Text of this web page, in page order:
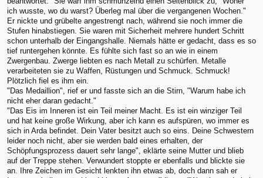
ich wusste, wo du warst? Überleg mal über die vergangenen Wochen."
Er nickte und grübelte angestrengt nach, während sie noch immer die
Stufen hinabstiegen. Sie waren mit Sicherheit mehrere hundert Schritt
schon unterhalb der Eingangshalle. Niemals hätte er gedacht, dass es so
tief runtergehen könnte. Es fühlte sich fast so an wie in einem
Zwergenbau. Zwerge liebten es nach Metall zu schürfen. Metalle
verarbeiteten sie zu Waffen, Rüstungen und Schmuck. Schmuck!
Plötzlich fiel es ihm ein.
"Das Medaillion", rief er und fasste sich an die Stirn, "Warum habe ich
nicht eher daran gedacht."
"Das Eis im Inneren ist ein Teil meiner Macht. Es ist ein winziger Teil
und hat keine große Wirkung, aber ich kann es aufspüren, wo immer es
sich in Arda befindet. Dein Vater besitzt auch so eins. Deine Schwestern
leider noch nicht, aber sie werden bald eines erhalten, der
Schöpfungsprozess dauert sehr lange", eklärte seine Mutter und blieb
auf der Treppe stehen. Verwundert stoppte er ebenfalls und blickte sie
an. Ihre Zeichen im Gesicht lenkten ihn etwas ab, doch dann sah er